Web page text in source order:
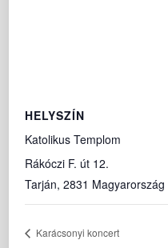
HELYSZÍN
Katolikus Templom
Rákóczi F. út 12.
Tarján, 2831 Magyarország
Karácsonyi koncert